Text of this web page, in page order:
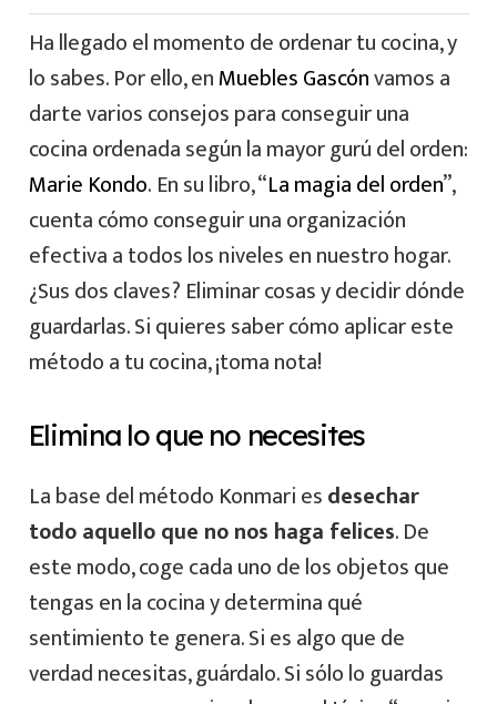
Ha llegado el momento de ordenar tu cocina, y
lo sabes. Por ello, enMuebles Gascónvamos a
darte varios consejos para conseguir una
cocina ordenada según la mayor gurú del orden:
Marie Kondo. En su libro, “La magia del orden”,
cuenta cómo conseguir una organización
efectiva a todos los niveles en nuestro hogar.
¿Sus dos claves? Eliminar cosas y decidir dónde
guardarlas. Si quieres saber cómo aplicar este
método a tu cocina, ¡toma nota!
Elimina lo que no necesites
La base del método Konmari esdesechar
todo aquello que no nos haga felices. De
este modo, coge cada uno de los objetos que
tengas en la cocina y determina qué
sentimiento te genera. Si es algo que de
verdad necesitas, guárdalo. Si sólo lo guardas